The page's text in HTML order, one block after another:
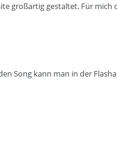
großartig gestaltet. Für mich
Song kann man in der